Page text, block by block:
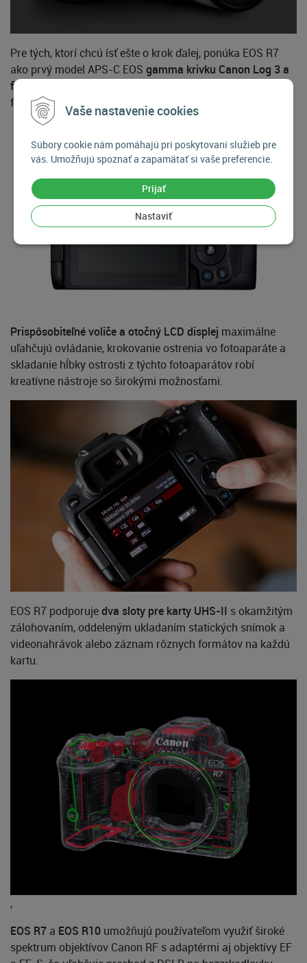
Vaše nastavenie cookies
Súbory cookie nám pomáhajú pri poskytovaní služieb pre
vás. Umožňujú spoznať a zapamätať si vaše preferencie.
Prijať
Nastaviť
Pre tých, ktorí chcú ísť ešte o krok ďalej, ponúka EOS R7
ako prvý model APS-C EOS gamma krivku Canon Log 3 a
farebný priestor Cinema Gamut,
flexibilitu pri spracovaní.
Prispôsobiteľné voliče a otočný LCD displej maximálne
uľahčujú ovládanie, krokovanie ostrenia vo fotoaparáte a
skladanie hĺbky ostrosti z týchto fotoaparátov robí
kreatívne nástroje so širokými možnosťami.
EOS R7 podporujedva sloty pre karty UHS-II s okamžitým
zálohovaním, oddeleným ukladaním statických snímok a
videonahrávok alebo záznam rôznych formátov na každú
kartu.
,
EOS R7 a EOS R10 umožňujú používateľom využiť široké
spektrum objektívov Canon RF s adaptérmi aj objektívy EF